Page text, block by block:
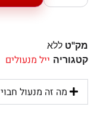
מק"ט ללא
קטגוריה ייל מנעולים
מה זה מנעול חבוי